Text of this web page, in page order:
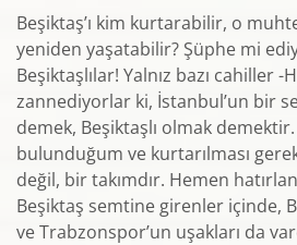
Beşiktaş’ı kim kurtarabilir, o
yeniden yaşatabilir? Şüphe mi
Beşiktaşlılar! Yalnız bazı cahiller
zannediyorlar ki, İstanbul’un bir
demek, Beşiktaşlı olmak
bulunduğum ve kurtarılması
değil, bir takımdır. Hemen
Beşiktaş semtine girenler içinde,
ve Trabzonspor’un uşakları da